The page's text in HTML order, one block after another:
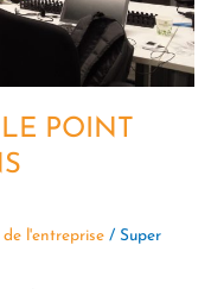
POINT
de l'entreprise/ Super